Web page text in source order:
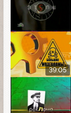
39:05